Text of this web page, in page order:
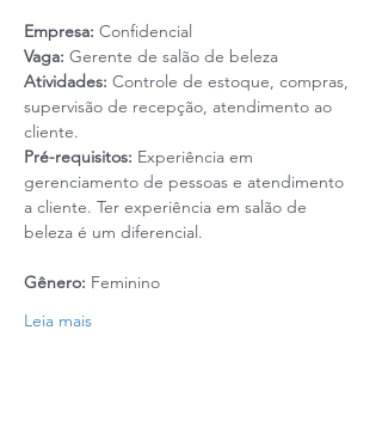
Empresa: Confidencial
Vaga: Gerente de salão de beleza
Atividades: Controle de estoque, compras,
supervisão de recepção, atendimento ao
cliente.
Pré-requisitos: Experiência em
gerenciamento de pessoas e atendimento
a cliente. Ter experiência em salão de
beleza é um diferencial.
Gênero: Feminino
Leia mais